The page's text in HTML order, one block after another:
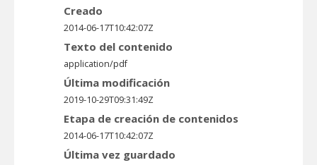
Creado
2014-06-17T10:42:07Z
Texto del contenido
application/pdf
Última modificación
2019-10-29T09:31:49Z
Etapa de creación de contenidos
2014-06-17T10:42:07Z
Última vez guardado